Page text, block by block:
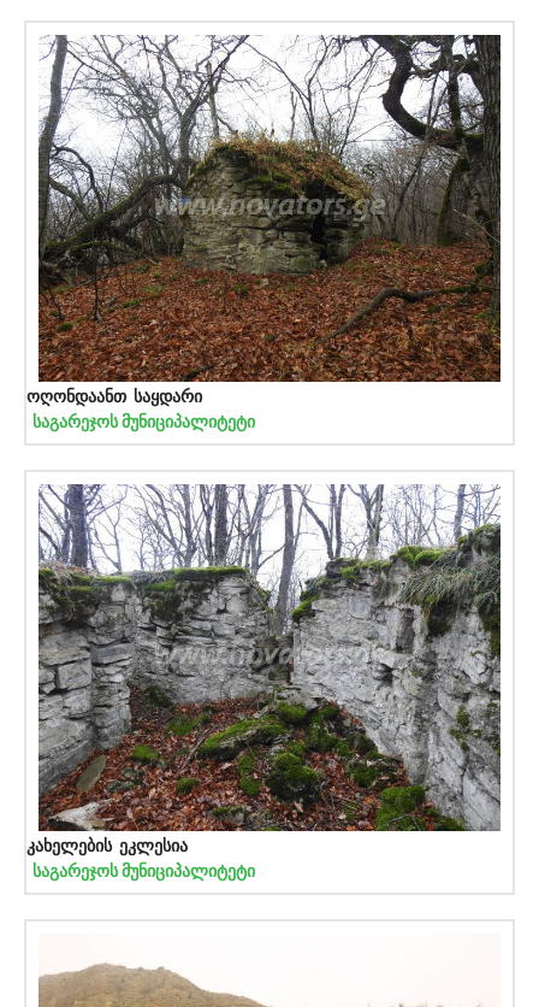
ოღონდაანთ საყდარი
საგარეჯოს მუნიციპალიტეტი
კახელების ეკლესია
საგარეჯოს მუნიციპალიტეტი